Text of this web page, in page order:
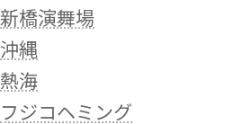
新橋演舞場
沖縄
熱海
フジコヘミング